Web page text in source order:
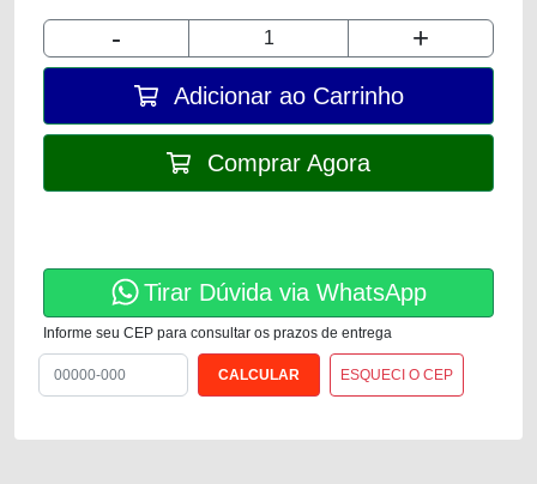
- +
Adicionar ao Carrinho
Comprar Agora
Tirar Dúvida via WhatsApp
Informe seu CEP para consultar os prazos de entrega
ESQUECI O CEP